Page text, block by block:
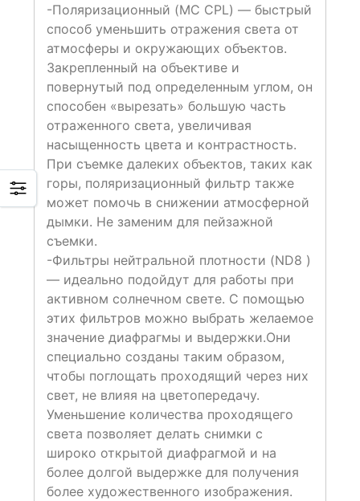
-Поляризационный (MC CPL) — быстрый
способ уменьшить отражения света от
атмосферы и окружающих объектов.
Закрепленный на объективе и
повернутый под определенным углом, он
способен «вырезать» большую часть
отраженного света, увеличивая
насыщенность цвета и контрастность.
При съемке далеких объектов, таких как
горы, поляризационный фильтр также
может помочь в снижении атмосферной
дымки. Не заменим для пейзажной
съемки.
-Фильтры нейтральной плотности (ND8 )
— идеально подойдут для работы при
активном солнечном свете. С помощью
этих фильтров можно выбрать желаемое
значение диафрагмы и выдержки.Они
специально созданы таким образом,
чтобы поглощать проходящий через них
свет, не влияя на цветопередачу.
Уменьшение количества проходящего
света позволяет делать снимки с
широко открытой диафрагмой и на
более долгой выдержке для получения
более художественного изображения.